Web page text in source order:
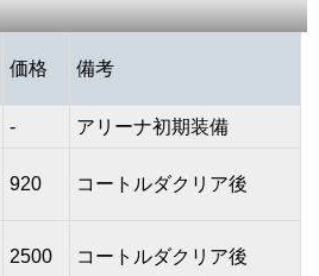
価格 備考
- アリーナ初期装備
920 コートルダクリア後
2500 コートルダクリア後